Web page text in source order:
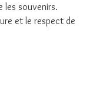
les souvenirs.
et le respect de